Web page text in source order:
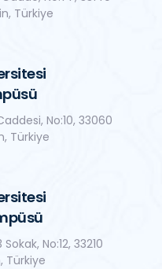
Türkiye
No:10, 33060
Türkiye
No:12, 33210
Türkiye